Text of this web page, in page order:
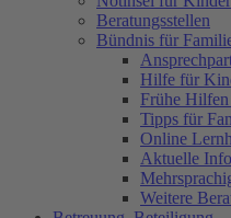
Beratungsstellen
Bündnis für
Hilfe für
Frühe
Tipps für
Online
Aktuelle
Weitere